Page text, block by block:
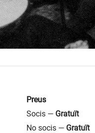
Preus
Socis — Gratuït
No socis — Gratuït